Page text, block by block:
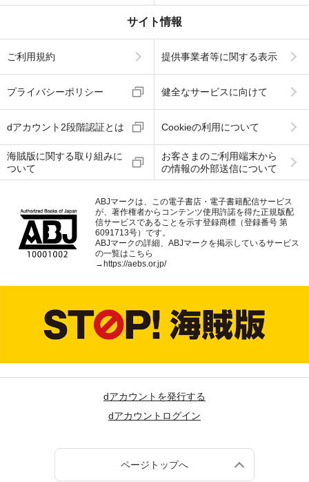
サイト情報
ご利用規約 提供事業者等に関する表示
プライバシーポリシー 健全なサービスに向けて
dアカウント2段階認証とは Cookieの利用について
海賊版に関する取り組みに
ついて
お客さまのご利用端末から
の情報の外部送信について
ABJマークは、この電子書店・電子書籍配信サービス
が、著作権者からコンテンツ使用許諾を得た正規版配
信サービスであることを示す登録商標（登録番号 第
6091713号）です。
ABJマークの詳細、ABJマークを掲示しているサービス
の一覧はこちら
→ https://aebs.or.jp/
dアカウントを発行する
dアカウントログイン
ページトップへ